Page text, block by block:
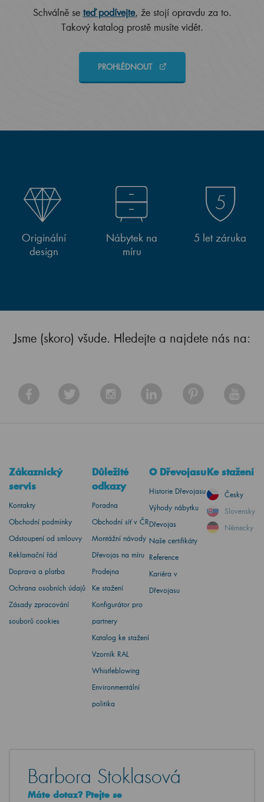
Schválně se teď podívejte, že stojí opravdu za to.
Takový katalog prostě musíte vidět.
PROHLÉDNOUT
Originální
design
Nábytek na
míru
5 let záruka
Jsme (skoro) všude. Hledejte a najdete nás na:
Zákaznický
servis
Kontakty
Obchodní podmínky
Odstoupení od smlouvy
Reklamační řád
Doprava a platba
Ochrana osobních údajů
Zásady zpracování
souborů cookies
Důležité
odkazy
Poradna
Obchodní síť v ČR
Montážní návody
Dřevojas na míru
Prodejna
Ke stažení
Konfigurátor pro
partnery
Katalog ke stažení
Vzorník RAL
Whistleblowing
Environmentální
politika
O Dřevojasu
Historie Dřevojasu
Výhody nábytku
Dřevojas
Naše certifikáty
Reference
Kariéra v
Dřevojasu
Ke stažení
Česky
Slovensky
Německy
Barbora Stoklasová
Máte dotaz? Ptejte se